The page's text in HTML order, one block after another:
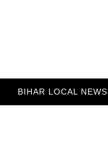
BIHAR LOCAL NEWS